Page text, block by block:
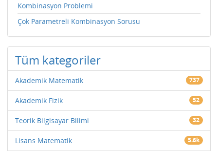
Kombinasyon Problemi
Çok Parametreli Kombinasyon Sorusu
Tüm kategoriler
Akademik Matematik 737
Akademik Fizik 52
Teorik Bilgisayar Bilimi 32
Lisans Matematik 5.6k